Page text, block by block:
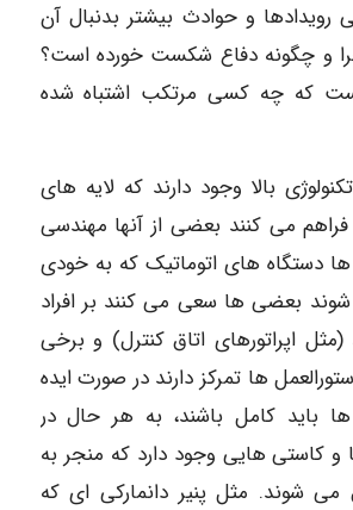
رویدادها و حوادث بیشتر بدنبال آن
و چگونه دفاع شکست خورده است؟
که چه کسی مرتکب اشتباه شده
بالا وجود دارند که لایه های
فراهم می کنند بعضی از آنها مهندسی
دستگاه های اتوماتیک که به خودی
بعضی ها سعی می کنند بر افراد
(مثل اپراتورهای اتاق کنترل) و برخی
ها تمرکز دارند در صورت ایده
باید کامل باشند، به هر حال در
کاستی هایی وجود دارد که منجر به
شوند. مثل پنیر دانمارکی ای که